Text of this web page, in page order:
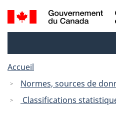
Recherche
et
Accueil
Normes, sources de
Classifications